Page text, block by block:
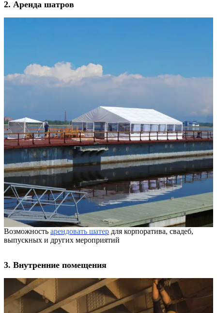
2. Аренда шатров
Возможность арендовать шатер для корпоратива, свадеб,
выпускных и других мероприятий
3. Внутренние помещения